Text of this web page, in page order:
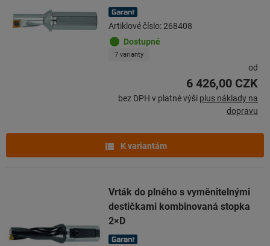
Artiklové číslo: 268408
Dostupné
7 varianty
od
6 426,00 CZK
bez DPH v platné výši plus náklady na
dopravu
K variantám
Vrták do plného s vyměnitelnými
destičkami kombinovaná stopka
2×D